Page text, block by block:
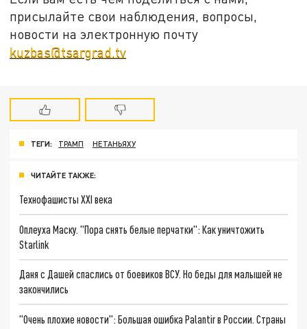
присылайте свои наблюдения, вопросы,
новости на электронную почту
kuzbas@tsargrad.tv
ТЕГИ: ТРАМП НЕТАНЬЯХУ
ЧИТАЙТЕ ТАКЖЕ:
Технофашисты XXI века
Оплеуха Маску. "Пора снять белые перчатки": Как уничтожить
Starlink
Даня с Дашей спаслись от боевиков ВСУ. Но беды для малышей не
закончились
"Очень плохие новости": Большая ошибка Palantir в России. Страны